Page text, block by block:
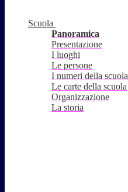
Scuola
Panoramica
Presentazione
I luoghi
Le persone
I numeri della scuola
Le carte della scuola
Organizzazione
La storia